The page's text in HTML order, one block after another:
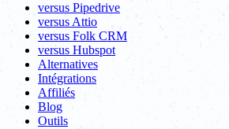
versus Pipedrive
versus Attio
versus Folk CRM
versus Hubspot
Alternatives
Intégrations
Affiliés
Blog
Outils